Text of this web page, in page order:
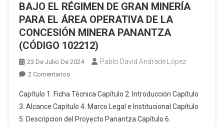
DEL
8
DE
AGOSTO
2016,
CONSTRUCCIÓN
DE
LA
PARA
LAS
CONCESIONES
MINERAS
PORVENIR
PORVENIR
2
(CÓDIGO
BAJO EL RÉGIMEN DE GRAN MINERÍA
PARA EL ÁREA OPERATIVA DE LA
CONCESIÓN MINERA PANANTZA
(CÓDIGO 102212)
23 De Julio De 2024 Pablo David Andrade López
2 ComentariosEn
DE
IMPACTO
AMBIENTAL
Capítulo 1. Ficha Técnica Capítulo 2. Introducción Capítulo
3. Alcance Capítulo 4. Marco Legal e Institucional Capítulo
5. Descripcion del Proyecto Panantza Capítulo 6.